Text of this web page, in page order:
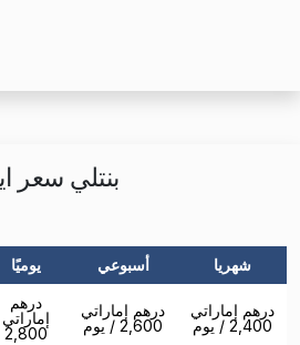
بنتلي سعر
يوميًا أسبوعي شهريا
درهم
إماراتي
2,800
درهم إماراتي
2,600 / يوم
درهم إماراتي
2,400 / يوم